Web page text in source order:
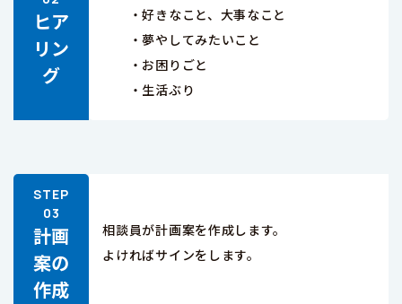
ヒア
リン
グ
・好きなこと、大事なこと
・夢やしてみたいこと
・お困りごと
・生活ぶり
計画
案の
作成
相談員が計画案を作成します。
よければサインをします。